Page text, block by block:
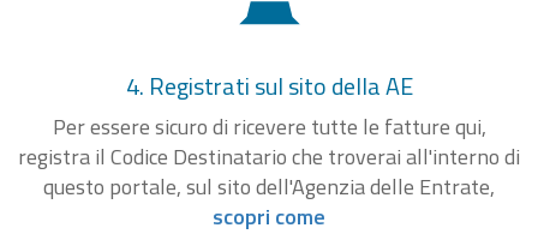
4. Registrati sul sito della AE
Per essere sicuro di ricevere tutte le fatture qui,
registra il Codice Destinatario che troverai all'interno di
questo portale, sul sito dell'Agenzia delle Entrate,
scopri come